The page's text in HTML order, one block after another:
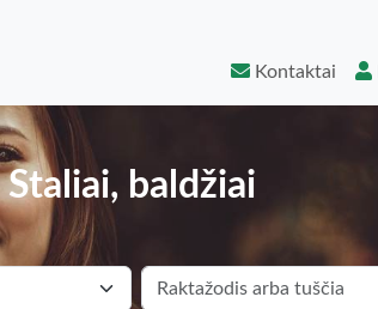
Kontaktai
baldžiai